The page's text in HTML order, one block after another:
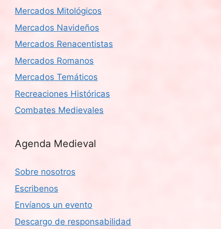
Mercados Mitológicos
Mercados Navideños
Mercados Renacentistas
Mercados Romanos
Mercados Temáticos
Recreaciones Históricas
Combates Medievales
Agenda Medieval
Sobre nosotros
Escribenos
Envíanos un evento
Descargo de responsabilidad